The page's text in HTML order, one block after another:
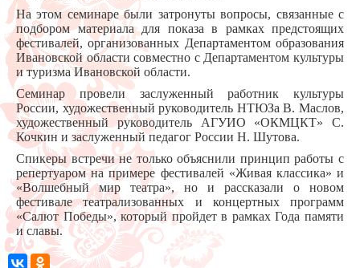
На этом семинаре были затронуты вопросы, связанные с
подбором материала для показа в рамках предстоящих
фестивалей, организованных Департаментом образования
Ивановской области совместно с Департаментом культуры
и туризма Ивановской области.
Семинар провели заслуженный работник культуры
России, художественный руководитель НТЮЗа В. Маслов,
художественный руководитель АГУИО «ОКМЦКТ» С.
Кочкин и заслуженный педагог России Н. Шутова.
Спикеры встречи не только объяснили принцип работы с
репертуаром на примере фестивалей «Живая классика» и
«Волшебный мир театра», но и рассказали о новом
фестивале театрализованных и концертных программ
«Салют Победы», который пройдет в рамках Года памяти
и славы.